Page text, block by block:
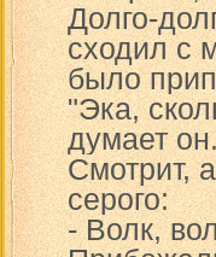
Долго-
сходил с
было
"Эка,
думает
Смотрит,
серого:
- Волк,